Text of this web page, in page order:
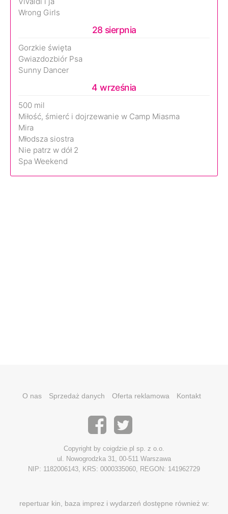
Wrong Girls
28 sierpnia
Gorzkie święta
Gwiazdozbiór Psa
Sunny Dancer
4 września
500 mil
Miłość, śmierć i dojrzewanie w Camp Miasma
Mira
Młodsza siostra
Nie patrz w dół 2
Spa Weekend
O nas Sprzedaż danych Oferta reklamowa Kontakt
Copyright by coigdzie.pl sp. z o.o.
ul. Nowogrodzka 31, 00-511 Warszawa
NIP: 1182006143, KRS: 0000335060, REGON: 141962729
repertuar kin, baza imprez i wydarzeń dostępne również w: